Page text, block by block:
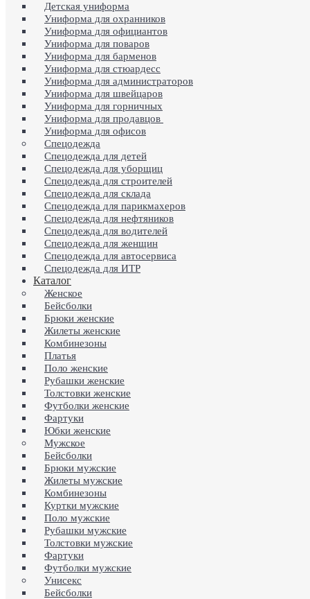
Детская униформа
Униформа для охранников
Униформа для официантов
Униформа для поваров
Униформа для барменов
Униформа для стюардесс
Униформа для администраторов
Униформа для швейцаров
Униформа для горничных
Униформа для продавцов
Униформа для офисов
Спецодежда
Спецодежда для детей
Спецодежда для уборщиц
Спецодежда для строителей
Спецодежда для склада
Спецодежда для парикмахеров
Спецодежда для нефтяников
Спецодежда для водителей
Спецодежда для женщин
Спецодежда для автосервиса
Спецодежда для ИТР
Каталог
Женское
Бейсболки
Брюки женские
Жилеты женские
Комбинезоны
Платья
Поло женские
Рубашки женские
Толстовки женские
Футболки женские
Фартуки
Юбки женские
Мужское
Бейсболки
Брюки мужские
Жилеты мужские
Комбинезоны
Куртки мужские
Поло мужские
Рубашки мужские
Толстовки мужские
Фартуки
Футболки мужские
Унисекс
Бейсболки